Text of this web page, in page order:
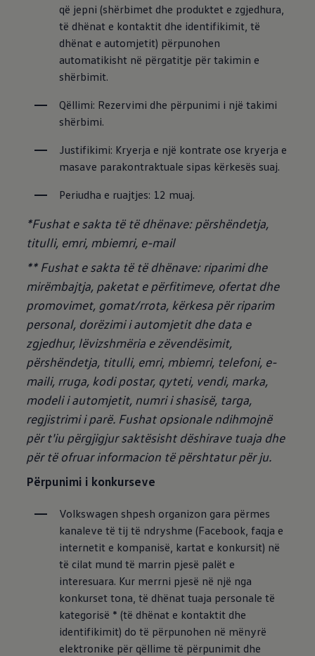
që jepni (shërbimet dhe produktet e zgjedhura,
të dhënat e kontaktit dhe identifikimit, të
dhënat e automjetit) përpunohen
automatikisht në përgatitje për takimin e
shërbimit.
Qëllimi: Rezervimi dhe përpunimi i një takimi
shërbimi.
Justifikimi: Kryerja e një kontrate ose kryerja e
masave parakontraktuale sipas kërkesës suaj.
Periudha e ruajtjes: 12 muaj.
*Fushat e sakta të të dhënave: përshëndetja,
titulli, emri, mbiemri, e-mail
** Fushat e sakta të të dhënave: riparimi dhe
mirëmbajtja, paketat e përfitimeve, ofertat dhe
promovimet, gomat/rrota, kërkesa për riparim
personal, dorëzimi i automjetit dhe data e
zgjedhur, lëvizshmëria e zëvendësimit,
përshëndetja, titulli, emri, mbiemri, telefoni, e-
maili, rruga, kodi postar, qyteti, vendi, marka,
modeli i automjetit, numri i shasisë, targa,
regjistrimi i parë. Fushat opsionale ndihmojnë
për t'iu përgjigjur saktësisht dëshirave tuaja dhe
për të ofruar informacion të përshtatur për ju.
Përpunimi i konkurseve
Volkswagen shpesh organizon gara përmes
kanaleve të tij të ndryshme (Facebook, faqja e
internetit e kompanisë, kartat e konkursit) në
të cilat mund të marrin pjesë palët e
interesuara. Kur merrni pjesë në një nga
konkurset tona, të dhënat tuaja personale të
kategorisë * (të dhënat e kontaktit dhe
identifikimit) do të përpunohen në mënyrë
elektronike për qëllime të përpunimit dhe